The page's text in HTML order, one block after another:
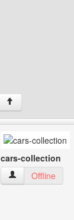
↑
cars-collection
cars-collection
Offline